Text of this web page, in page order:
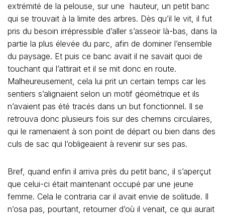
extrémité de la pelouse, sur une hauteur, un petit banc
qui se trouvait à la limite des arbres. Dès qu’il le vit, il fut
pris du besoin irrépressible d’aller s’asseoir là-bas, dans la
partie la plus élevée du parc, afin de dominer l’ensemble
du paysage. Et puis ce banc avait il ne savait quoi de
touchant qui l’attirait et il se mit donc en route.
Malheureusement, cela lui prit un certain temps car les
sentiers s’alignaient selon un motif géométrique et ils
n’avaient pas été tracés dans un but fonctionnel. Il se
retrouva donc plusieurs fois sur des chemins circulaires,
qui le ramenaient à son point de départ ou bien dans des
culs de sac qui l’obligeaient à revenir sur ses pas.
Bref, quand enfin il arriva près du petit banc, il s’aperçut
que celui-ci était maintenant occupé par une jeune
femme. Cela le contraria car il avait envie de solitude. Il
n’osa pas, pourtant, retourner d’où il venait, ce qui aurait